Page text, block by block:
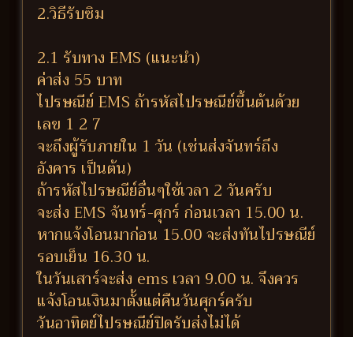
2.วิธีรับซิม
2.1 รับทาง EMS (แนะนำ)
ค่าส่ง 55 บาท
ไปรษณีย์ EMS ถ้ารหัสไปรษณีย์ขึ้นต้นด้วย
เลข 1 2 7
จะถึงผู้รับภายใน 1 วัน (เช่นส่งจันทร์ถึง
อังคาร เป็นต้น)
ถ้ารหัสไปรษณีย์อื่นๆใช้เวลา 2 วันครับ
จะส่ง EMS จันทร์-ศุกร์ ก่อนเวลา 15.00 น.
หากแจ้งโอนมาก่อน 15.00 จะส่งทันไปรษณีย์
รอบเย็น 16.30 น.
ในวันเสาร์จะส่ง ems เวลา 9.00 น. จึงควร
แจ้งโอนเงินมาตั้งแต่คืนวันศุกร์ครับ
วันอาทิตย์ไปรษณีย์ปิดรับส่งไม่ได้